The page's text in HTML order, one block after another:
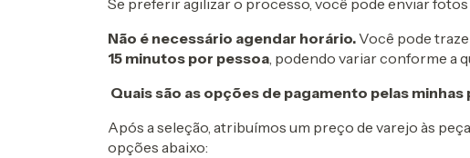
Se preferir agilizar o processo, você pode enviar
Não é necessário agendar horário.Você pode
15 minutos por pessoa, podendo variar conforme a
Quais são as opções de pagamento pelas minhas
Após a seleção, atribuímos um preço de varejo às
opções abaixo: